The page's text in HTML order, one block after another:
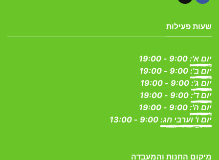
שעות פעילות
יום א':
יום ב':
יום ג':
יום ד':
יום ה':
יום ו' וערבי חג:
מיקום החנות והמעבדה